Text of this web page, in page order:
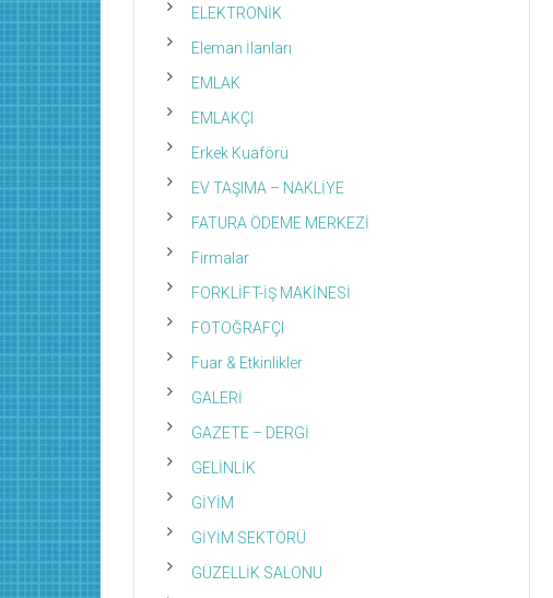
ELEKTRONİK
Eleman İlanları
EMLAK
EMLAKÇI
Erkek Kuaförü
EV TAŞIMA – NAKLİYE
FATURA ÖDEME MERKEZİ
Firmalar
FORKLİFT-İŞ MAKİNESİ
FOTOĞRAFÇI
Fuar & Etkinlikler
GALERİ
GAZETE – DERGİ
GELİNLİK
GİYİM
GİYİM SEKTÖRÜ
GÜZELLİK SALONU